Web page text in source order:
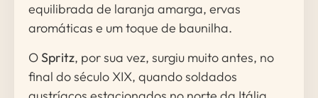
equilibrada de laranja amarga, ervas
aromáticas e um toque de baunilha.
OSpritz, por sua vez, surgiu muito antes, no
final do século XIX, quando soldados